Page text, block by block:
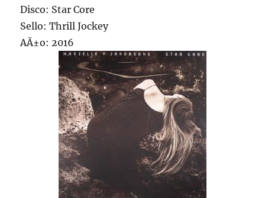
Disco: Star Core
Sello: Thrill Jockey
AÃ±o: 2016